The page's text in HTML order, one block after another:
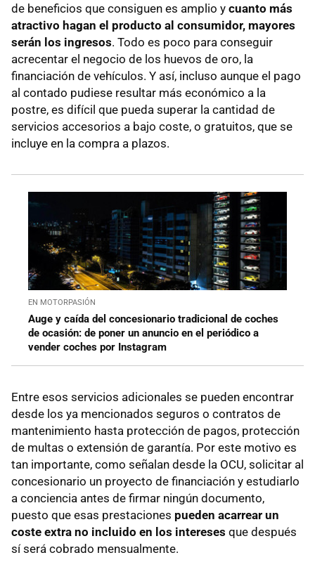
de beneficios que consiguen es amplio y cuanto más
atractivo hagan el producto al consumidor, mayores
serán los ingresos. Todo es poco para conseguir
acrecentar el negocio de los huevos de oro, la
financiación de vehículos. Y así, incluso aunque el pago
al contado pudiese resultar más económico a la
postre, es difícil que pueda superar la cantidad de
servicios accesorios a bajo coste, o gratuitos, que se
incluye en la compra a plazos.
EN MOTORPASIÓN
Auge y caída del concesionario tradicional de coches
de ocasión: de poner un anuncio en el periódico a
vender coches por Instagram
Entre esos servicios adicionales se pueden encontrar
desde los ya mencionados seguros o contratos de
mantenimiento hasta protección de pagos, protección
de multas o extensión de garantía. Por este motivo es
tan importante, como señalan desde la OCU, solicitar al
concesionario un proyecto de financiación y estudiarlo
a conciencia antes de firmar ningún documento,
puesto que esas prestaciones pueden acarrear un
coste extra no incluido en los intereses que después
sí será cobrado mensualmente.